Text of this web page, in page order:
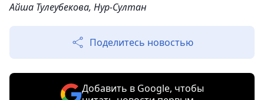
Айша Тулеубекова, Нур-Султан
Поделитесь новостью
Добавить в Google, чтобы